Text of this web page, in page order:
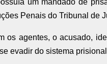
um mandado de
Penais do Tribunal de
os agentes, o acusado,
evadir do sistema